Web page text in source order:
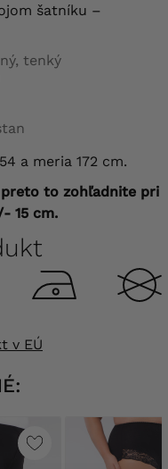
šatníku –
tenký
a meria 172 cm.
preto to zohľadnite pri
15 cm.
v EÚ